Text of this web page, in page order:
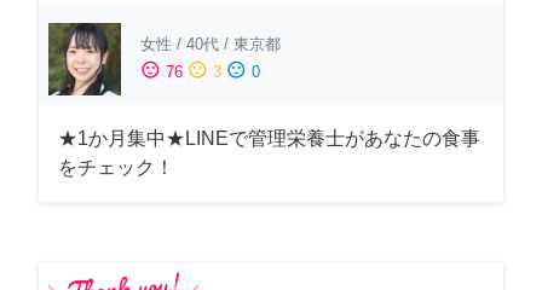
女性 / 40代 / 東京都
sentiment_satisfied 76 sentiment_neutral 3 sentiment_dissatisfied 0
★1か月集中★LINEで管理栄養士があなたの食事
をチェック！